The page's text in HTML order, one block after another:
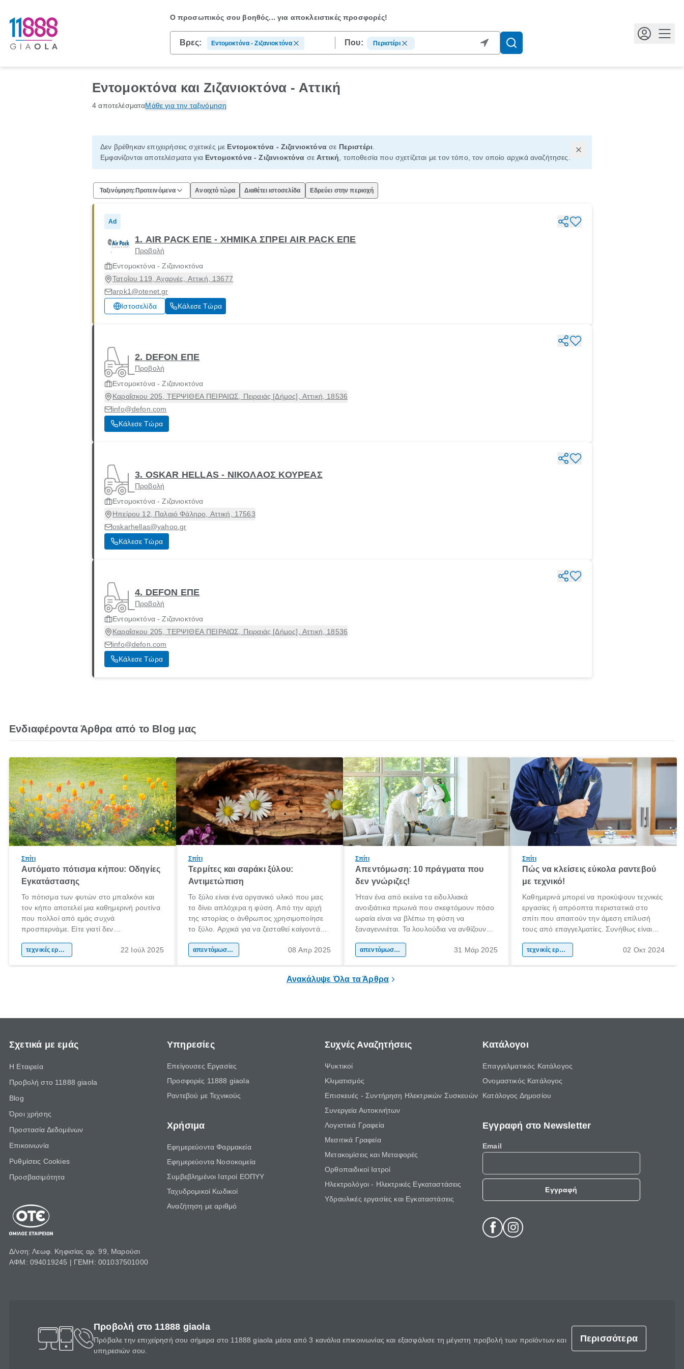
Ο προσωπικός σου βοηθός...για αποκλειστικές προσφορές!
Βρες: Εντομοκτόνα - Ζιζανιοκτόνα Που: Περιστέρι
Εντομοκτόνα και Ζιζανιοκτόνα - Αττική
4 αποτελέσματαΜάθε για την ταξινόμηση
Δεν βρέθηκαν επιχειρήσεις σχετικές με Εντομοκτόνα - Ζιζανιοκτόνασε Περιστέρι
Εμφανίζονται αποτελέσματα για Εντομοκτόνα - Ζιζανιοκτόνα σε Αττική , τοποθεσία που σχετίζεται με τον τόπο, τον οποίο αρχικά αναζήτησες.
Ταξινόμηση: Προτεινόμενα Ανοιχτό τώρα Διαθέτει ιστοσελίδα Εδρεύει στην περιοχή
Ad
1. AIR PACK ΕΠΕ - ΧΗΜΙΚΑ ΣΠΡΕΙ AIR PACK ΕΠΕ
Προβολή
Εντομοκτόνα - Ζιζανιοκτόνα
Τατοΐου 119, Αχαρνές, Αττική, 13677
arpk1@otenet.gr
Ιστοσελίδα
Κάλεσε Τώρα
2. DEFON ΕΠΕ
Προβολή
Εντομοκτόνα - Ζιζανιοκτόνα
Καραΐσκου 205, ΤΕΡΨΙΘΕΑ ΠΕΙΡΑΙΩΣ, Πειραιάς [Δήμος], Αττική, 18536
info@defon.com
Κάλεσε Τώρα
3. OSKAR HELLAS - ΝΙΚΟΛΑΟΣ ΚΟΥΡΕΑΣ
Προβολή
Εντομοκτόνα - Ζιζανιοκτόνα
Ηπείρου 12, Παλαιό Φάληρο, Αττική, 17563
oskarhellas@yahoo.gr
Κάλεσε Τώρα
4. DEFON ΕΠΕ
Προβολή
Εντομοκτόνα - Ζιζανιοκτόνα
Καραΐσκου 205, ΤΕΡΨΙΘΕΑ ΠΕΙΡΑΙΩΣ, Πειραιάς [Δήμος], Αττική, 18536
info@defon.com
Κάλεσε Τώρα
Ενδιαφέροντα Άρθρα από το Blog μας
Σπίτι
Αυτόματο πότισμα κήπου: Οδηγίες
Εγκατάστασης
Το πότισμα των φυτών στο μπαλκόνι και
τον κήπο αποτελεί μια καθημερινή ρουτίνα
που πολλοί από εμάς συχνά
προσπερνάμε. Είτε γιατί δεν
Αυτό ωστόσο, έχει πολύ αρνητικές
τεχνικές εργασίες 22 Ιούλ 2025
Σπίτι
Τερμίτες και σαράκι ξύλου:
Αντιμετώπιση
Το ξύλο είναι ένα οργανικό υλικό που μας
το δίνει απλόχερα η φύση. Από την αρχή
της ιστορίας ο άνθρωπος χρησιμοποίησε
το ξύλο. Αρχικά για να ζεσταθεί καίγοντάς
και εργαλεία που τον βοηθούσαν στην
τα μήκη και πλάτη του πλανήτη.
απεντόμωση / προστασία κατοικίας 08 Απρ 2025
Σπίτι
Απεντόμωση: 10 πράγματα που
δεν γνώριζες!
Ήταν ένα από εκείνα τα ειδυλλιακά
ανοιξιάτικα πρωινά που σκεφτόμουν πόσο
ωραία είναι να βλέπω τη φύση να
ξαναγεννιέται. Τα λουλούδια να ανθίζουν
ώρα, οφείλω να παραδεχτώ, πως πίστεψα
απεντόμωση / προστασία κατοικίας 31 Μάρ 2025
Σπίτι
Πώς να κλείσεις εύκολα ραντεβού
με τεχνικό!
Καθημερινά μπορεί να προκύψουν τεχνικές
εργασίες ή απρόοπτα περιστατικά στο
σπίτι που απαιτούν την άμεση επίλυσή
τους από επαγγελματίες. Συνήθως είναι
να τις επιδιορθώσεις μόνος σου, τις
τεχνικές εργασίες 02 Οκτ 2024
Ανακάλυψε Όλα τα Άρθρα
Σχετικά με εμάς
Η Εταιρεία
Προβολή στο 11888 giaola
Blog
Όροι χρήσης
Προστασία Δεδομένων
Επικοινωνία
Ρυθμίσεις Cookies
Προσβασιμότητα
Δ/νση: Λεωφ. Κηφισίας αρ. 99, Μαρούσι
ΑΦΜ: 094019245 | ΓΕΜΗ: 001037501000
Υπηρεσίες
Επείγουσες Εργασίες
Προσφορές 11888 giaola
Ραντεβού με Τεχνικούς
Χρήσιμα
Εφημερεύοντα Φαρμακεία
Εφημερεύοντα Νοσοκομεία
Συμβεβλημένοι Ιατροί ΕΟΠΥΥ
Ταχυδρομικοί Κωδικοί
Αναζήτηση με αριθμό
Συχνές Αναζητήσεις
Ψυκτικοί
Κλιματισμός
Επισκευές - Συντήρηση Ηλεκτρικών Συσκευών
Συνεργεία Αυτοκινήτων
Λογιστικά Γραφεία
Μεσιτικά Γραφεία
Μετακομίσεις και Μεταφορές
Ορθοπαιδικοί Ιατροί
Ηλεκτρολόγοι - Ηλεκτρικές Εγκαταστάσεις
Υδραυλικές εργασίες και Εγκαταστάσεις
Κατάλογοι
Επαγγελματικός Κατάλογος
Ονομαστικός Κατάλογος
Κατάλογος Δημοσίου
Εγγραφή στο Newsletter
Email
Εγγραφή
Προβολή στο 11888 giaola
Πρόβαλε την επιχείρησή σου σήμερα στο 11888 giaola μέσα από 3 κανάλια επικοινωνίας και εξασφάλισε τη μέγιστη προβολή των προϊόντων και
υπηρεσιών σου.
Περισσότερα